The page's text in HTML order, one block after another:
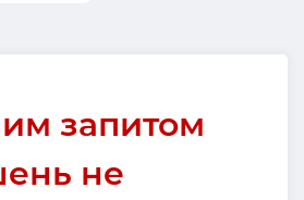
запитом
не